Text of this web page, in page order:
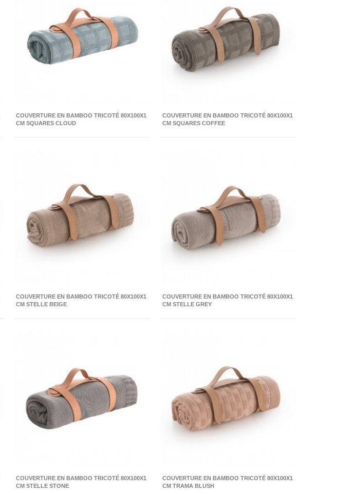
COUVERTURE EN BAMBOO TRICOTÉ 80X100X1
CM SQUARES CLOUD
COUVERTURE EN BAMBOO TRICOTÉ 80X100X1
CM SQUARES COFFEE
COUVERTURE EN BAMBOO TRICOTÉ 80X100X1
CM STELLE BEIGE
COUVERTURE EN BAMBOO TRICOTÉ 80X100X1
CM STELLE GREY
COUVERTURE EN BAMBOO TRICOTÉ 80X100X1
CM STELLE STONE
COUVERTURE EN BAMBOO TRICOTÉ 80X100X1
CM TRAMA BLUSH